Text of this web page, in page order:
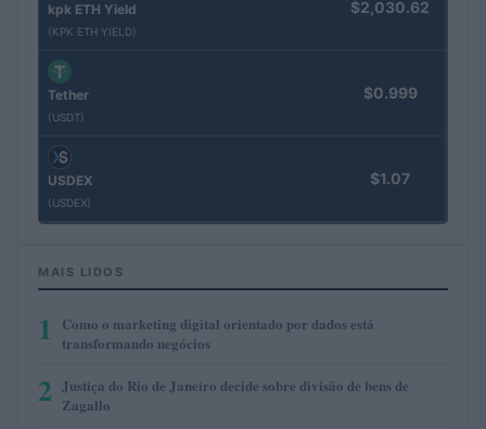
kpk ETH Yield
(KPK ETH YIELD)
$2,030.62
Tether
(USDT)
$0.999
USDEX
(USDEX)
$1.07
MAIS LIDOS
1
Como o marketing digital orientado por dados está
transformando negócios
2
Justiça do Rio de Janeiro decide sobre divisão de bens de
Zagallo